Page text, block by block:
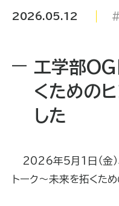
2026.05.12
工学部OG
くための
した
2026年5月1日（金）
トーク～未来を拓くため